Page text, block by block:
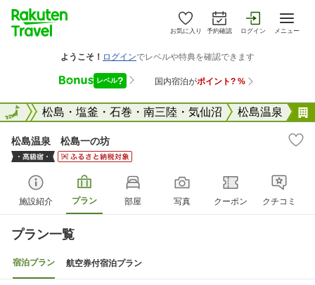
お気に入り 予約確認 ログイン メニュー
城県 松島・塩釜・石巻・南三陸・気仙沼 松島温泉
全国
松島温泉 松島一の坊
施設紹介 プラン 部屋 写真 クーポン クチコミ
プラン一覧
宿泊プラン 航空券付宿泊プラン